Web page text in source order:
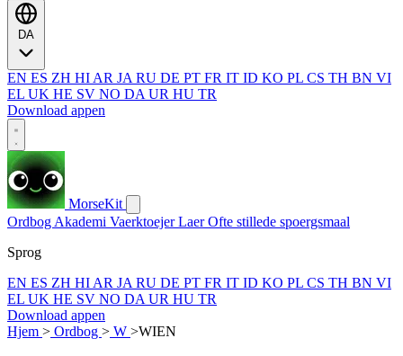
EN ES ZH HI AR JA RU DE PT FR IT ID KO PL CS TH BN VI
EL UK HE SV NO DA UR HU TR
Download appen
MorseKit
Ordbog Akademi VaerktoejerLaerOfte stillede spoergsmaal
Sprog
EN ES ZH HI AR JA RU DE PT FR IT ID KO PL CS TH BN VI
EL UK HE SV NO DA UR HU TR
Download appen
Hjem > Ordbog > W >WIEN